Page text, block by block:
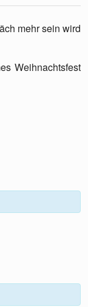
mehr sein wird
Weihnachtsfest